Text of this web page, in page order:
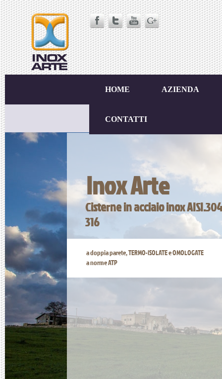
HOME AZIENDA
CONTATTI
Inox Arte
Cisterne in acciaio inox
316
a doppia parete, TERMO-ISOLATE e OMOLOGATE
a norme ATP